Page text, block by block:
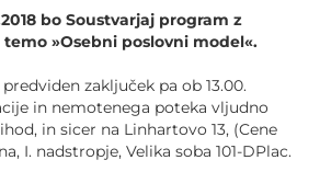
bo Soustvarjaj program z
»Osebni poslovni model«.
predviden zaključek pa ob 13.00.
in nemotenega poteka vljudno
in sicer na Linhartovo 13, (Cene
I. nadstropje, Velika soba 101-DPlac.